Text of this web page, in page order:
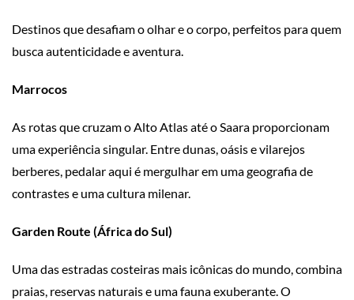
Destinos que desafiam o olhar e o corpo, perfeitos para quem
busca autenticidade e aventura.
Marrocos
As rotas que cruzam o Alto Atlas até o Saara proporcionam
uma experiência singular. Entre dunas, oásis e vilarejos
berberes, pedalar aqui é mergulhar em uma geografia de
contrastes e uma cultura milenar.
Garden Route (África do Sul)
Uma das estradas costeiras mais icônicas do mundo, combina
praias, reservas naturais e uma fauna exuberante. O